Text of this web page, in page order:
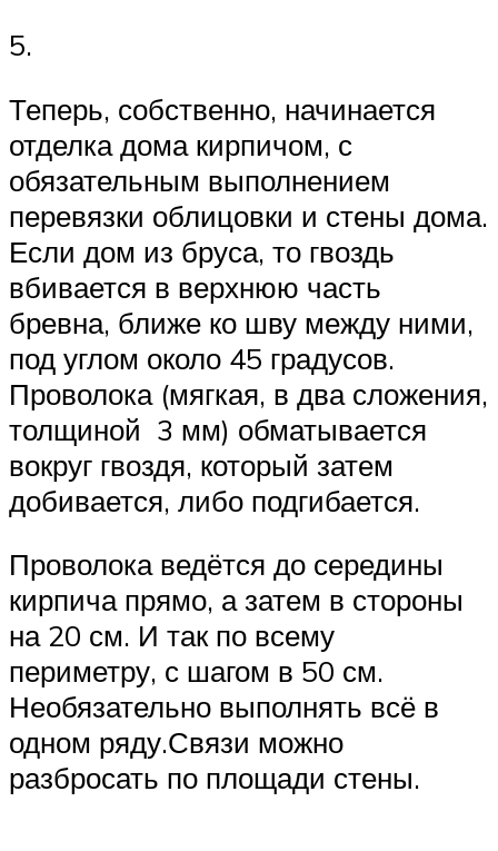
5.
Теперь, собственно, начинается
отделка дома кирпичом, с
обязательным выполнением
перевязки облицовки и стены дома.
Если дом из бруса, то гвоздь
вбивается в верхнюю часть
бревна, ближе ко шву между ними,
под углом около 45 градусов.
Проволока (мягкая, в два сложения,
толщиной 3 мм) обматывается
вокруг гвоздя, который затем
добивается, либо подгибается.
Проволока ведётся до середины
кирпича прямо, а затем в стороны
на 20 см. И так по всему
периметру, с шагом в 50 см.
Необязательно выполнять всё в
одном ряду.Связи можно
разбросать по площади стены.